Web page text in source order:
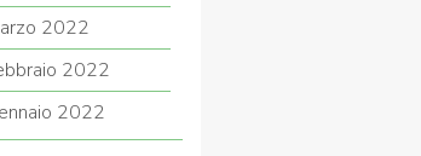
2022
2022
2022